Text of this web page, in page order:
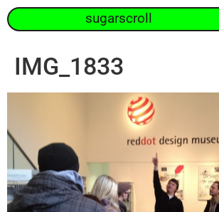
sugarscroll
IMG_1833